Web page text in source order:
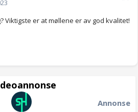
Viktigste er at møllene er av god kvalitet!
Annonse